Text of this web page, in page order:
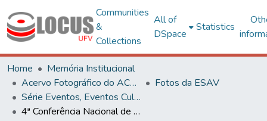
Communities
&
Collections
All of
DSpace
Statistics
Home
Memória Institucional
Acervo Fotográfico do ACH-UFV
Fotos da ESAV
Série Eventos, Eventos Culturais e Projetos
4ª Conferência Nacional de Educação